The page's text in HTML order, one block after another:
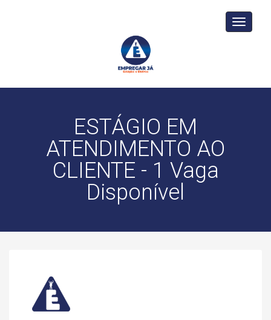
Toggle
ESTÁGIO EM
ATENDIMENTO AO
CLIENTE - 1 Vaga
Disponível